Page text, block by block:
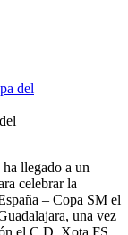
llegado a un
celebrar la
– Copa SM el
una vez
el C.D. Xota FS